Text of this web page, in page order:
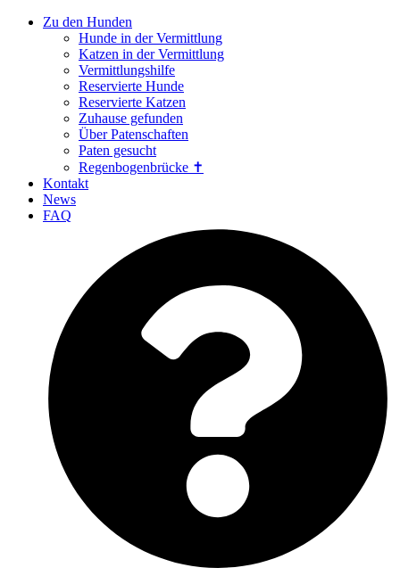
Zu den Hunden
Hunde in der Vermittlung
Katzen in der Vermittlung
Vermittlungshilfe
Reservierte Hunde
Reservierte Katzen
Zuhause gefunden
Über Patenschaften
Paten gesucht
Regenbogenbrücke ✝
Kontakt
News
FAQ